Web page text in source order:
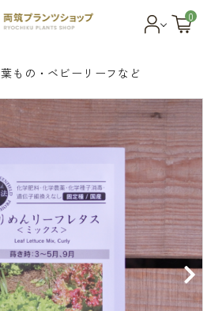
0
葉もの・ベビーリーフなど